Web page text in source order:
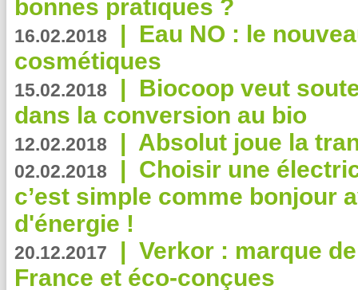
bonnes pratiques ?
16.02.2018 | Eau NO : le
cosmétiques
15.02.2018 | Biocoop veut
dans la conversion au bio
12.02.2018 | Absolut joue la
02.02.2018 | Choisir une
c’est simple comme bonjour
d'énergie !
20.12.2017 | Verkor : marque
France et éco-conçues